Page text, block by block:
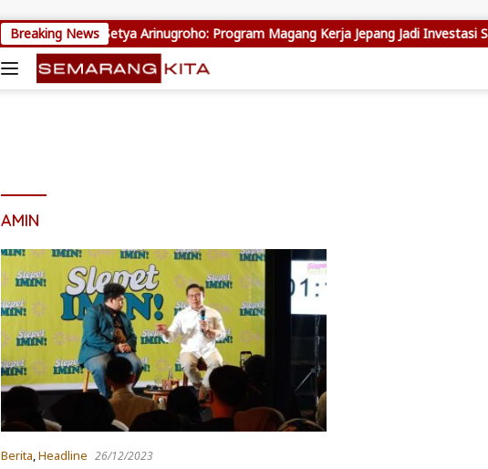
Breaking NewsSetya Arinugroho: Program Magang Kerja Jepang Jadi Investasi
AMIN
Berita,Headline 26/12/2023